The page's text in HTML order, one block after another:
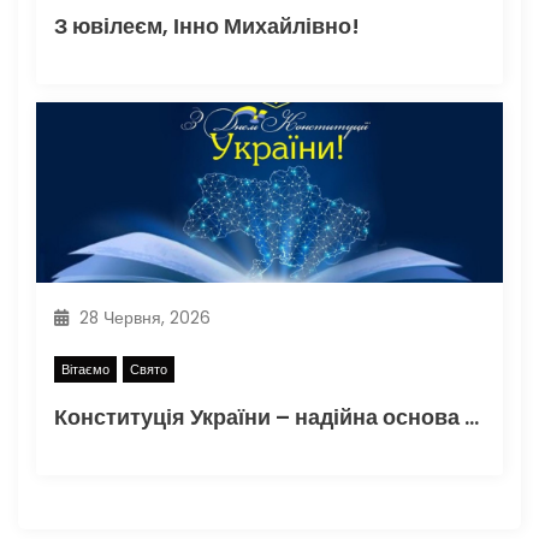
З ювілеєм, Інно Михайлівно!
28 Червня, 2026
Вітаємо Свято
Конституція України – надійна основа незалежності, єдності та процвітання